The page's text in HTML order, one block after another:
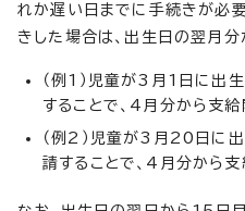
れか遅い日までに手続きが必
きした場合は、出生日の翌月分
（例1）児童が3月1日に出
することで、4月分から支給
（例2）児童が3月20日に
請することで、4月分から